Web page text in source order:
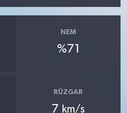
NEM
%71
RÜZGAR
7 km/s